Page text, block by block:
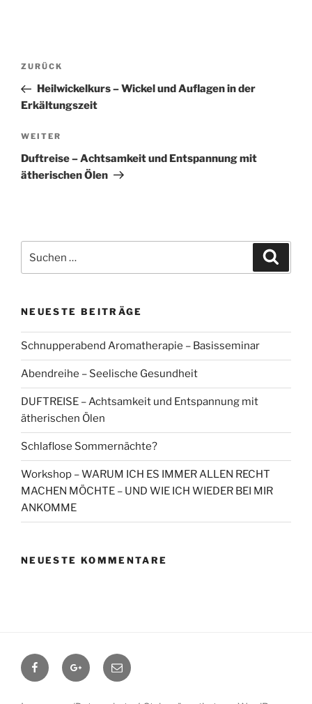
Beitragsnavigation
Vorheriger
Beitrag
ZURÜCK
Heilwickelkurs – Wickel und Auflagen in der
Erkältungszeit
Nächster
Beitrag
WEITER
Duftreise – Achtsamkeit und Entspannung mit
ätherischen Ölen
nach:
NEUESTE BEITRÄGE
Schnupperabend Aromatherapie – Basisseminar
Abendreihe – Seelische Gesundheit
DUFTREISE – Achtsamkeit und Entspannung mit
ätherischen Ölen
Schlaflose Sommernächte?
Workshop – WARUM ICH ES IMMER ALLEN RECHT
MACHEN MÖCHTE – UND WIE ICH WIEDER BEI MIR
ANKOMME
NEUESTE KOMMENTARE
FacebookGoogle+Contact
me